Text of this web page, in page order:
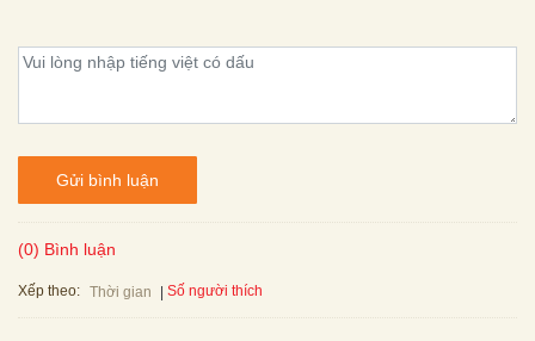
Gửi bình luận
(0) Bình luận
Xếp theo: Thời gian Số người thích